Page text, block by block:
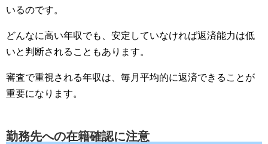
いるのです。
どんなに高い年収でも、安定していなければ返済能力は低
いと判断されることもあります。
審査で重視される年収は、毎月平均的に返済できることが
重要になります。
勤務先への在籍確認に注意